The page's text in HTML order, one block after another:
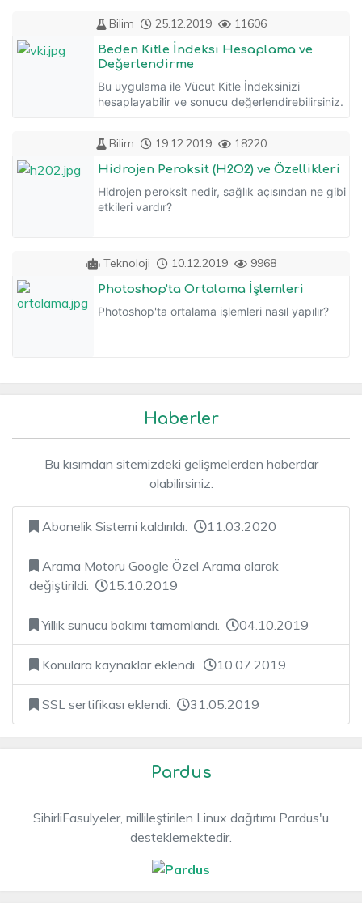
Bilim 25.12.2019 11606
Beden Kitle İndeksi Hesaplama ve
Değerlendirme
Bu uygulama ile Vücut Kitle İndeksinizi
hesaplayabilir ve sonucu değerlendirebilirsiniz.
Bilim 19.12.2019 18220
Hidrojen Peroksit (H2O2) ve Özellikleri
Hidrojen peroksit nedir, sağlık açısından ne gibi
etkileri vardır?
Teknoloji 10.12.2019 9968
Photoshop'ta Ortalama İşlemleri
Photoshop'ta ortalama işlemleri nasıl yapılır?
Haberler
Bu kısımdan sitemizdeki gelişmelerden haberdar
olabilirsiniz.
Abonelik Sistemi kaldırıldı. 11.03.2020
Arama Motoru Google Özel Arama olarak
değiştirildi.
15.10.2019
Yıllık sunucu bakımı tamamlandı. 04.10.2019
Konulara kaynaklar eklendi. 10.07.2019
SSL sertifikası eklendi. 31.05.2019
Pardus
SihirliFasulyeler, millileştirilen Linux dağıtımı Pardus'u
desteklemektedir.